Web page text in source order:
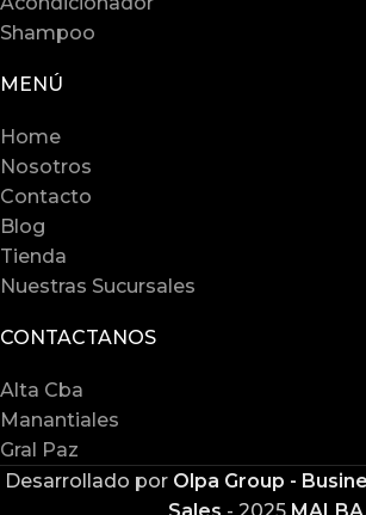
Shampoo
MENÚ
Home
Nosotros
Contacto
Blog
Tienda
Nuestras Sucursales
CONTACTANOS
Alta Cba
Manantiales
Gral Paz
Desarrollado por Olpa Group -